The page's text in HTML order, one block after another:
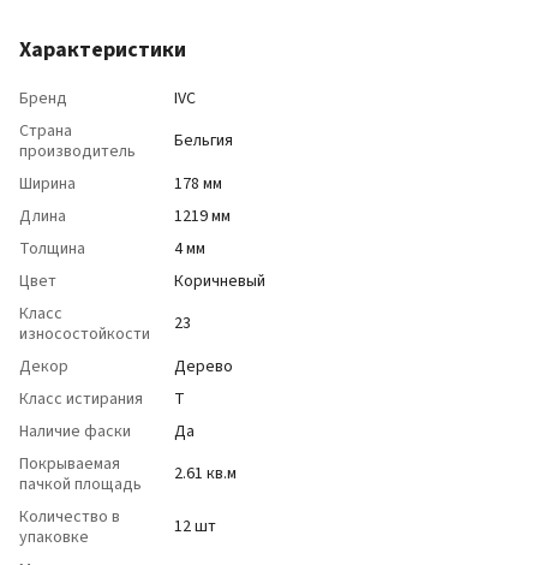
Характеристики
Бренд
IVC
Страна
производитель
Бельгия
Ширина
178 мм
Длина
1219 мм
Толщина
4 мм
Цвет
Коричневый
Класс
износостойкости
23
Декор
Дерево
Класс истирания
T
Наличие фаски
Да
Покрываемая
пачкой площадь
2.61 кв.м
Количество в
упаковке
12 шт